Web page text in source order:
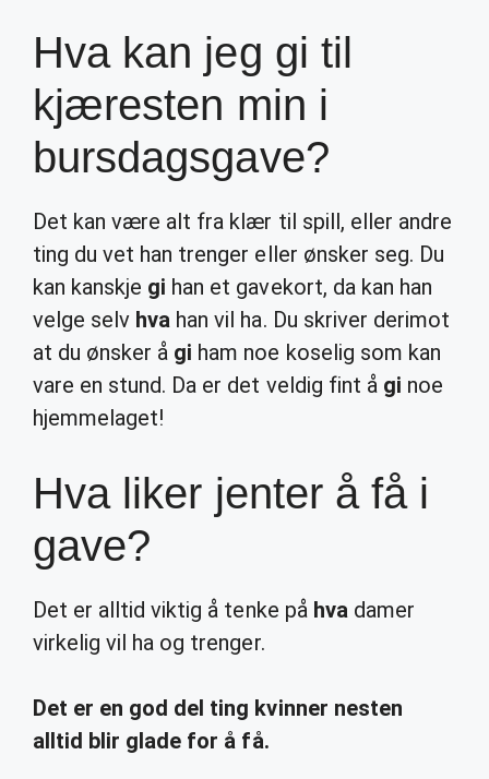
Hva kan jeg gi til
kjæresten min i
bursdagsgave?
Det kan være alt fra klær til spill, eller andre
ting du vet han trenger eller ønsker seg. Du
kan kanskje gi han et gavekort, da kan han
velge selv hva han vil ha. Du skriver derimot
at du ønsker å gi ham noe koselig som kan
vare en stund. Da er det veldig fint å gi noe
hjemmelaget!
Hva liker jenter å få i
gave?
Det er alltid viktig å tenke på hvadamer
virkelig vil ha og trenger.
Det er en god del ting kvinner nesten
alltid blir glade for å få.